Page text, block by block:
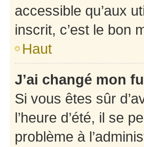
accessible qu’aux
inscrit, c’est le bon
Haut
J’ai changé mon
Si vous êtes sûr
l’heure d’été, il se
problème à